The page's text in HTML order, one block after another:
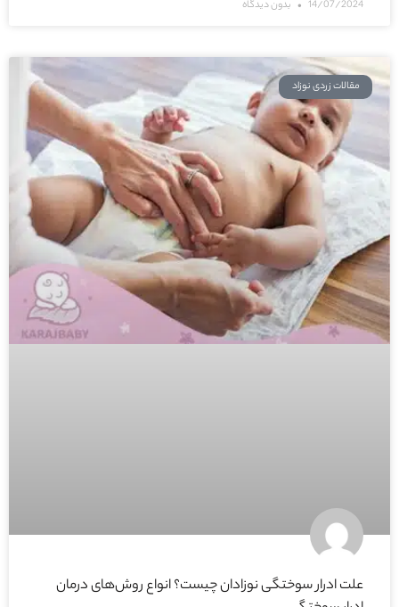
14/07/2024 بدون دیدگاه
مقالات زردی نوزاد
علت ادرار سوختگی نوزادان چیست؟ انواع روش‌های درمان